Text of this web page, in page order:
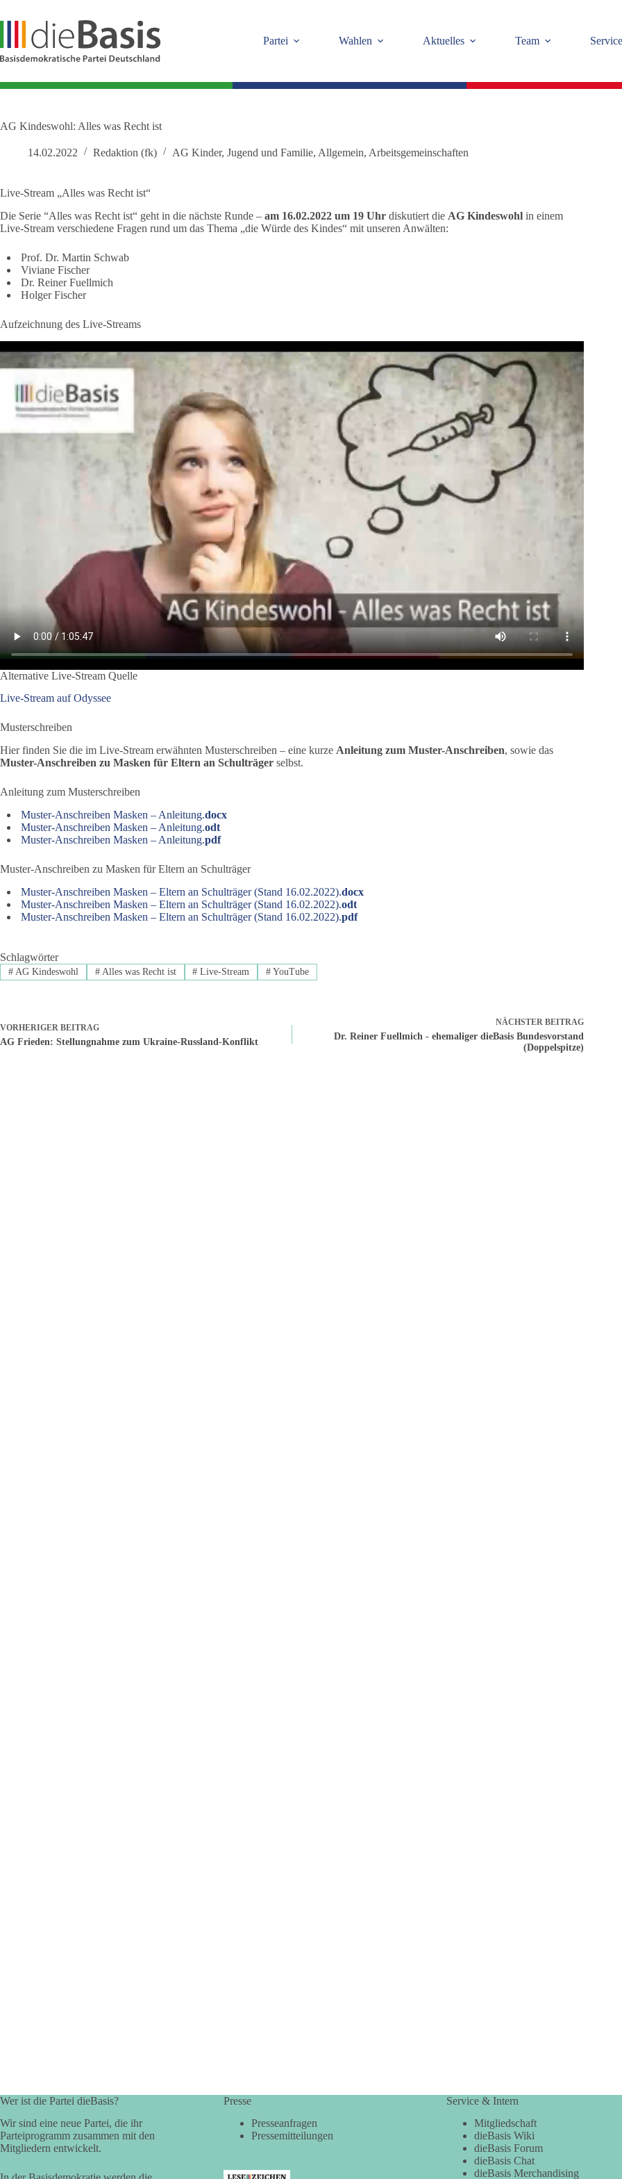
springen
Partei
Wahlen Aktuelles Team Service
AG Kindeswohl: Alles was Recht ist
14.02.2022 Redaktion (fk) AG Kinder, Jugend und Familie, Allgemein, Arbeitsgemeinschaften
Live-Stream „Alles was Recht ist“
Die Serie “Alles was Recht ist“ geht in die nächste Runde – am 16.02.2022 um 19 Uhr diskutiert die AG Kindeswohl in einem
Live-Stream verschiedene Fragen rund um das Thema „die Würde des Kindes“ mit unseren Anwälten:
Prof. Dr. Martin Schwab
Viviane Fischer
Dr. Reiner Fuellmich
Holger Fischer
Aufzeichnung des Live-Streams
Alternative Live-Stream Quelle
Live-Stream auf Odyssee
Musterschreiben
Hier finden Sie die im Live-Stream erwähnten Musterschreiben – eine kurze Anleitung zum Muster-Anschreiben, sowie das
Muster-Anschreiben zu Masken für Eltern an Schulträger selbst.
Anleitung zum Musterschreiben
Muster-Anschreiben Masken – Anleitung.docx
Muster-Anschreiben Masken – Anleitung.odt
Muster-Anschreiben Masken – Anleitung.pdf
Muster-Anschreiben zu Masken für Eltern an Schulträger
Muster-Anschreiben Masken – Eltern an Schulträger (Stand 16.02.2022).docx
Muster-Anschreiben Masken – Eltern an Schulträger (Stand 16.02.2022).odt
Muster-Anschreiben Masken – Eltern an Schulträger (Stand 16.02.2022).pdf
Schlagwörter
#AG Kindeswohl #Alles was Recht ist # Live-Stream # YouTube
VORHERIGER BEITRAG
AG Frieden: Stellungnahme zum Ukraine-Russland-Konflikt
NÄCHSTER BEITRAG
Dr. Reiner Fuellmich - ehemaliger dieBasis Bundesvorstand
(Doppelspitze)
Wer ist die Partei dieBasis?
Wir sind eine neue Partei, die ihr
Parteiprogramm zusammen mit den
Mitgliedern entwickelt.
Presse
Presseanfragen
Pressemitteilungen
Service & Intern
Mitgliedschaft
dieBasis Wiki
dieBasis Forum
dieBasis Chat
dieBasis Merchandising